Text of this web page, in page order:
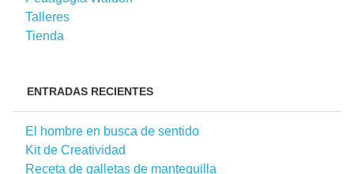
Talleres
Tienda
ENTRADAS RECIENTES
El hombre en busca de sentido
Kit de Creatividad
Receta de galletas de mantequilla